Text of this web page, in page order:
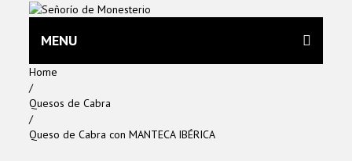
MENU
Home
/
Quesos de Cabra
/
Queso de Cabra con MANTECA IBÉRICA